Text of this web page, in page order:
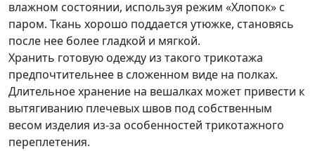
влажном состоянии, используя режим «Хлопок» с
паром. Ткань хорошо поддается утюжке, становясь
после нее более гладкой и мягкой.
Хранить готовую одежду из такого трикотажа
предпочтительнее в сложенном виде на полках.
Длительное хранение на вешалках может привести к
вытягиванию плечевых швов под собственным
весом изделия из-за особенностей трикотажного
переплетения.